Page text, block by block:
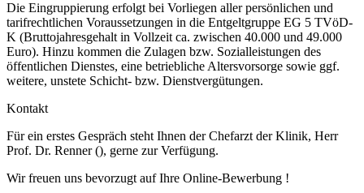
Die Eingruppierung erfolgt bei Vorliegen aller persönlichen und
tarifrechtlichen Voraussetzungen in die Entgeltgruppe EG 5 TVöD-
K (Bruttojahresgehalt in Vollzeit ca. zwischen 40.000 und 49.000
Euro). Hinzu kommen die Zulagen bzw. Sozialleistungen des
öffentlichen Dienstes, eine betriebliche Altersvorsorge sowie ggf.
weitere, unstete Schicht- bzw. Dienstvergütungen.
Kontakt
Für ein erstes Gespräch steht Ihnen der Chefarzt der Klinik, Herr
Prof. Dr. Renner (), gerne zur Verfügung.
Wir freuen uns bevorzugt auf Ihre Online-Bewerbung !